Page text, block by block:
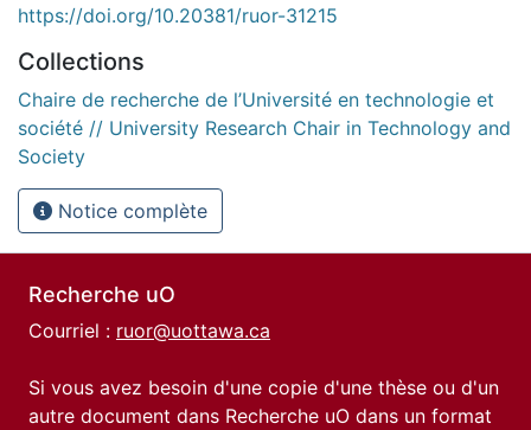
https://doi.org/10.20381/ruor-31215
Collections
Chaire de recherche de l’Université en technologie et
société // University Research Chair in Technology and
Society
Notice complète
Recherche uO
Courriel : ruor@uottawa.ca
Si vous avez besoin d'une copie d'une thèse ou d'un
autre document dans Recherche uO dans un format